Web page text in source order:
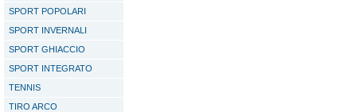
SPORT POPOLARI
SPORT INVERNALI
SPORT GHIACCIO
SPORT INTEGRATO
TENNIS
TIRO ARCO